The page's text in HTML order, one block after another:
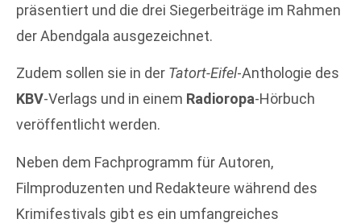
präsentiert und die drei Siegerbeiträge im Rahmen
der Abendgala ausgezeichnet.
Zudem sollen sie in der Tatort-Eifel-Anthologie des
KBV-Verlags und in einem Radioropa-Hörbuch
veröffentlicht werden.
Neben dem Fachprogramm für Autoren,
Filmproduzenten und Redakteure während des
Krimifestivals gibt es ein umfangreiches